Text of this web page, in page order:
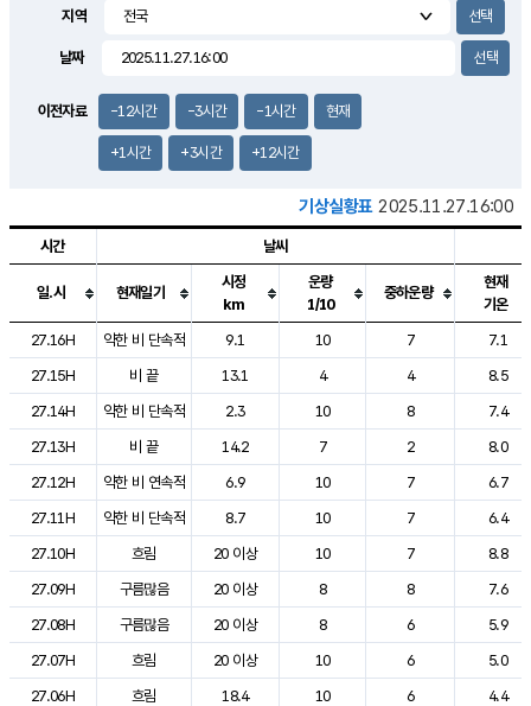
1.6m/s
지역
날짜
이전자료 -12시간 -3시간 -1시간 현재
+1시간 +3시간 +12시간
기상실황표 2025.11.27.16:00
도시별 기상실황표로 지점, 날씨, 기온, 강수, 바람, 기압등을 안내한 표입
시간 날씨
일.시 현재일기
시정
km
운량
1/10
중하운량
현재
기온
27.16H
약한 비 단속적 9.1 10 7
7.1
27.15H
비 끝 13.1 4 4
8.5
27.14H
약한 비 단속적 2.3 10 8
7.4
27.13H
비 끝 14.2 7 2
8.0
27.12H
약한 비 연속적 6.9 10 7
6.7
27.11H
약한 비 단속적 8.7 10 7
6.4
27.10H
흐림 20 이상 10 7
8.8
27.09H
구름많음 20 이상 8 8
7.6
27.08H
구름많음 20 이상 8 6
5.9
27.07H
흐림 20 이상 10 6
5.0
27.06H
흐림 18.4 10 6
4.4